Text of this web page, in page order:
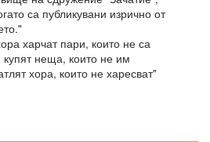
са публикувани изрично от
харчат пари, които не са
неща, които не им
хора, които не харесват"